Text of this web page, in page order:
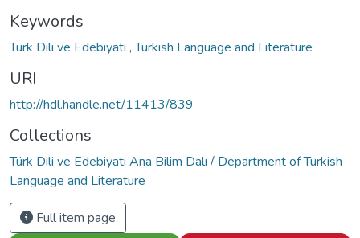
Keywords
Türk Dili ve Edebiyatı ,Turkish Language and Literature
URI
http://hdl.handle.net/11413/839
Collections
Türk Dili ve Edebiyatı Ana Bilim Dalı / Department of Turkish
Language and Literature
Full item page